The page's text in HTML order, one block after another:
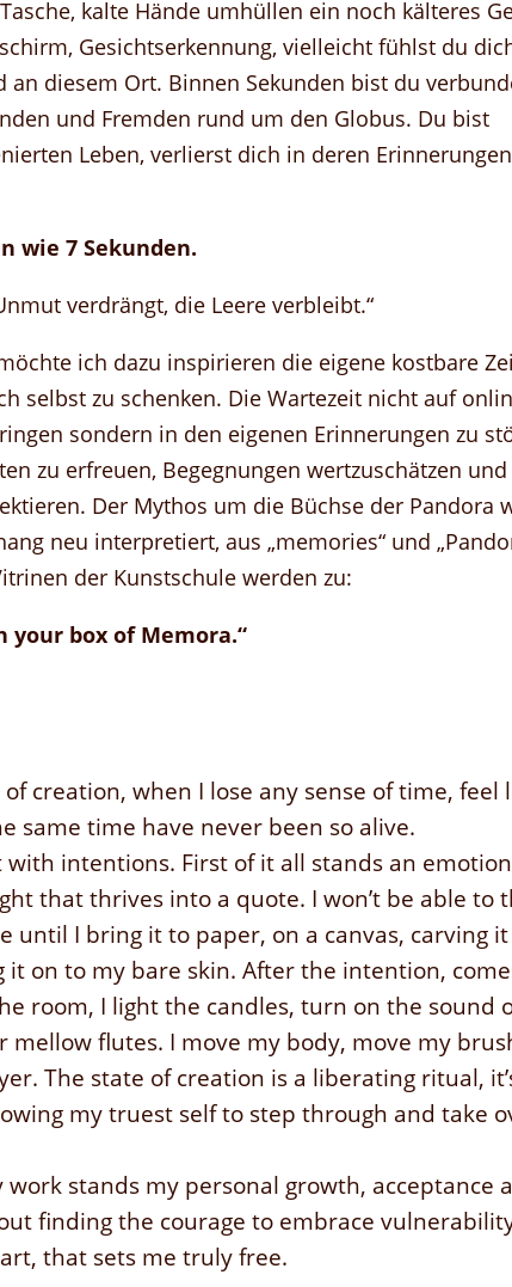
kalte Hände umhüllen ein noch kälteres
Gesichtserkennung, vielleicht fühlst du
diesem Ort. Binnen Sekunden bist du
und Fremden rund um den Globus. Du bist
Leben, verlierst dich in deren
wie 7 Sekunden.
verdrängt, die Leere verbleibt.“
ich dazu inspirieren die eigene kostbare
selbst zu schenken. Die Wartezeit nicht auf
sondern in den eigenen Erinnerungen zu
zu erfreuen, Begegnungen wertzuschätzen und
Der Mythos um die Büchse der Pandora
neu interpretiert, aus „memories“ und
der Kunstschule werden zu:
your box of Memora.“
of creation, when I lose any sense of time, feel
same time have never been so alive.
intentions. First of it all stands an
that thrives into a quote. I won’t be able to
until I bring it to paper, on a canvas, carving
it on to my bare skin. After the intention,
room, I light the candles, turn on the sound
mellow flutes. I move my body, move my
The state of creation is a liberating ritual,
my truest self to step through and take
stands my personal growth, acceptance
finding the courage to embrace
that sets me truly free.